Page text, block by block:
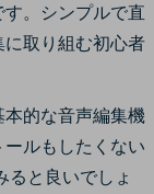
。シンプルで直
取り組む初心者
的な音声編集機
ルもしたくない
ると良いでしょ